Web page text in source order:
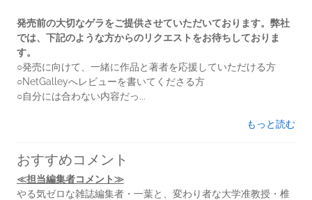
発売前の大切なゲラをご提供させていただいております。弊社
では、下記のような方からのリクエストをお待ちしておりま
す。
○発売に向けて、一緒に作品と著者を応援していただける方
○NetGalleyへレビューを書いてくださる方
○自分には合わない内容だっ...
もっと読む
おすすめコメント
≪担当編集者コメント≫
やる気ゼロな雑誌編集者・一葉と、変わり者な大学准教授・椎